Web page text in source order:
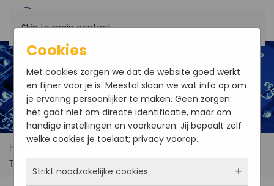
Skip to main content
Home Products
Concurrent AD TP1/009 – Rear
Transition Module
Cookies
Met cookies zorgen we dat de website goed werkt
en fijner voor je is. Meestal slaan we wat info op om
je ervaring persoonlijker te maken. Geen zorgen:
het gaat niet om directe identificatie, maar om
handige instellingen en voorkeuren. Jij bepaalt zelf
welke cookies je toelaat; privacy voorop.
Strikt noodzakelijke cookies